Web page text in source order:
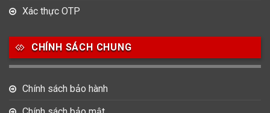
Xác thực OTP
CHÍNH SÁCH CHUNG
Chính sách bảo hành